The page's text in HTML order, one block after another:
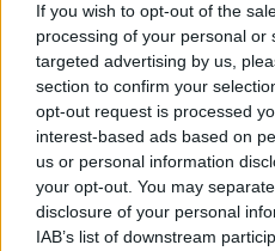
If you wish to opt-out of the
processing of your personal or
targeted advertising by us,
section to confirm your
opt-out request is processed
interest-based ads based on
us or personal information
your opt-out. You may
disclosure of your personal
IAB’s list of downstream
órakor induló járat
Mercedes 8. kapu
kivételével
járat meghosszabbított
kapu megállóhelyig